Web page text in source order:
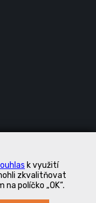
k využití
zkvalitňovat
políčko „OK“.